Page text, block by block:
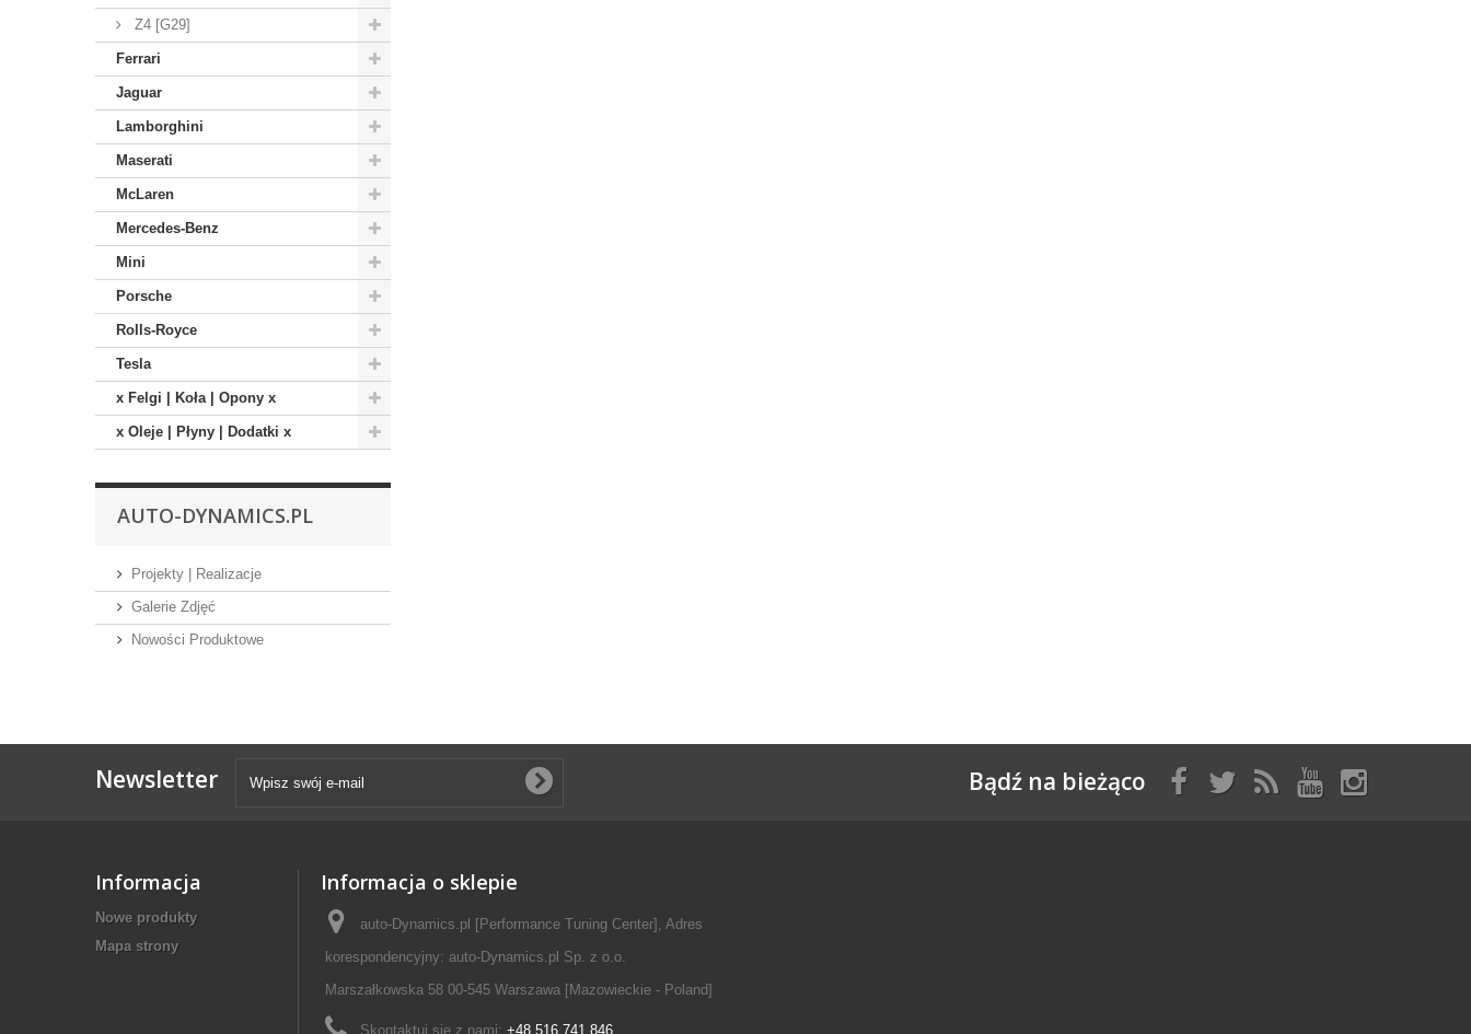
Z4 [G29]
Ferrari
Jaguar
Lamborghini
Maserati
McLaren
Mercedes-Benz
Mini
Porsche
Rolls-Royce
Tesla
x Felgi | Koła | Opony x
x Oleje | Płyny | Dodatki x
AUTO-DYNAMICS.PL
Projekty | Realizacje
Galerie Zdjęć
Nowości Produktowe
Newsletter Bądź na bieżąco
Informacja
Nowe produkty
Mapa strony
Informacja o sklepie
auto-Dynamics.pl [Performance Tuning Center], Adres
korespondencyjny: auto-Dynamics.pl Sp. z o.o.
Marszałkowska 58 00-545 Warszawa [Mazowieckie - Poland]
Skontaktuj się z nami: +48 516 741 846